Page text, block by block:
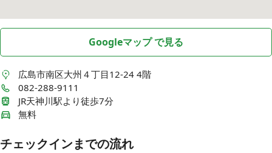
Googleマップ で見る
広島市南区大州４丁目12-24 4階
082-288-9111
JR天神川駅より徒歩7分
無料
チェックインまでの流れ